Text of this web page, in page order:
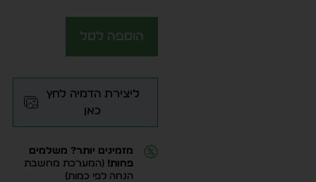
הוספה לסל
ליצירת הדמיה לחץ
כאן
מזמינים יותר? משלמים
פחות! (המערכת מחשבת
הנחה לפי כמות)